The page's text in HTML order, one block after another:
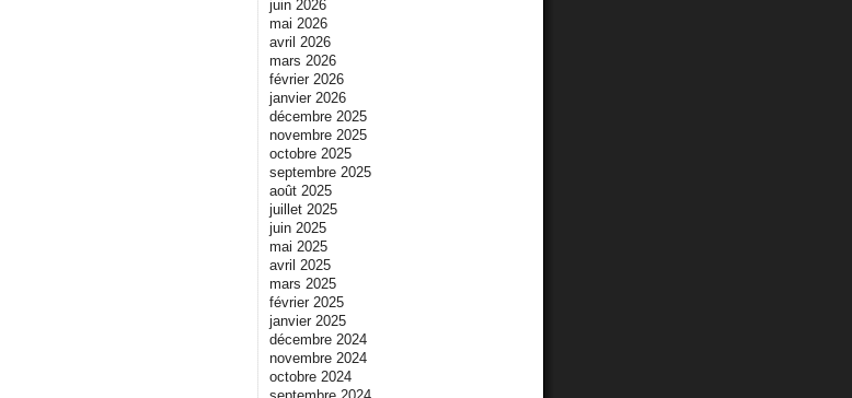
juin 2026
mai 2026
avril 2026
mars 2026
février 2026
janvier 2026
décembre 2025
novembre 2025
octobre 2025
septembre 2025
août 2025
juillet 2025
juin 2025
mai 2025
avril 2025
mars 2025
février 2025
janvier 2025
décembre 2024
novembre 2024
octobre 2024